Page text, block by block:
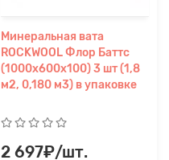
Минеральная вата
ROCKWOOL Флор Баттс
(1000х600х100) 3 шт (1,8
м2, 0,180 м3) в упаковке
2 697₽/шт.